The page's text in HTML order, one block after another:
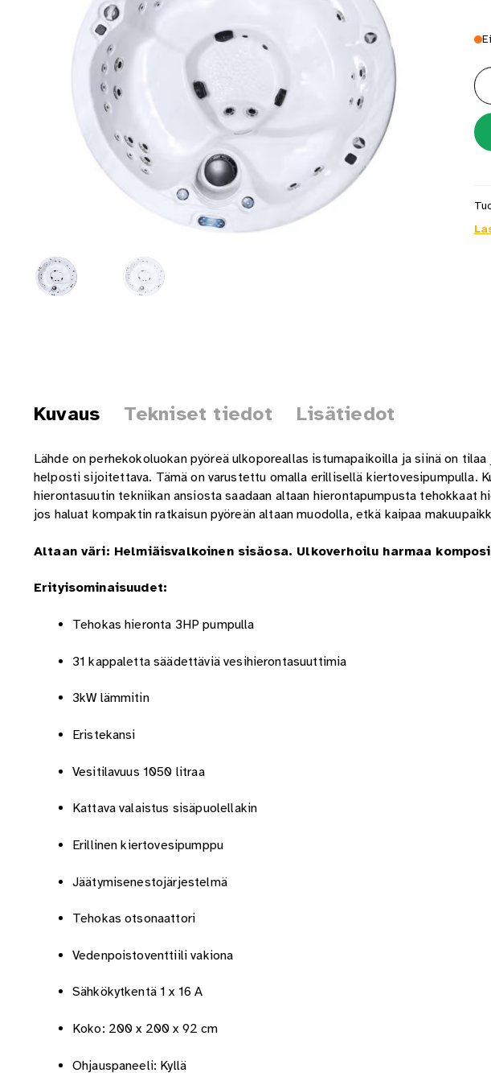
Kuvaus Tekniset tiedot Lisätiedot
Lähde on perhekokoluokan pyöreä ulkoporeallas istumapaikoilla ja siinä on
helposti sijoitettava. Tämä on varustettu omalla erillisellä kiertovesipumpulla.
hierontasuutin tekniikan ansiosta saadaan altaan hierontapumpusta tehokkaat
jos haluat kompaktin ratkaisun pyöreän altaan muodolla, etkä kaipaa
Altaan väri: Helmiäisvalkoinen sisäosa. Ulkoverhoilu harmaa
Erityisominaisuudet:
Tehokas hieronta 3HP pumpulla
31 kappaletta säädettäviä vesihierontasuuttimia
3kW lämmitin
Eristekansi
Vesitilavuus 1050 litraa
Kattava valaistus sisäpuolellakin
Erillinen kiertovesipumppu
Jäätymisenestojärjestelmä
Tehokas otsonaattori
Vedenpoistoventtiili vakiona
Sähkökytkentä 1 x 16 A
Koko: 200 x 200 x 92 cm
Ohjauspaneeli: Kyllä